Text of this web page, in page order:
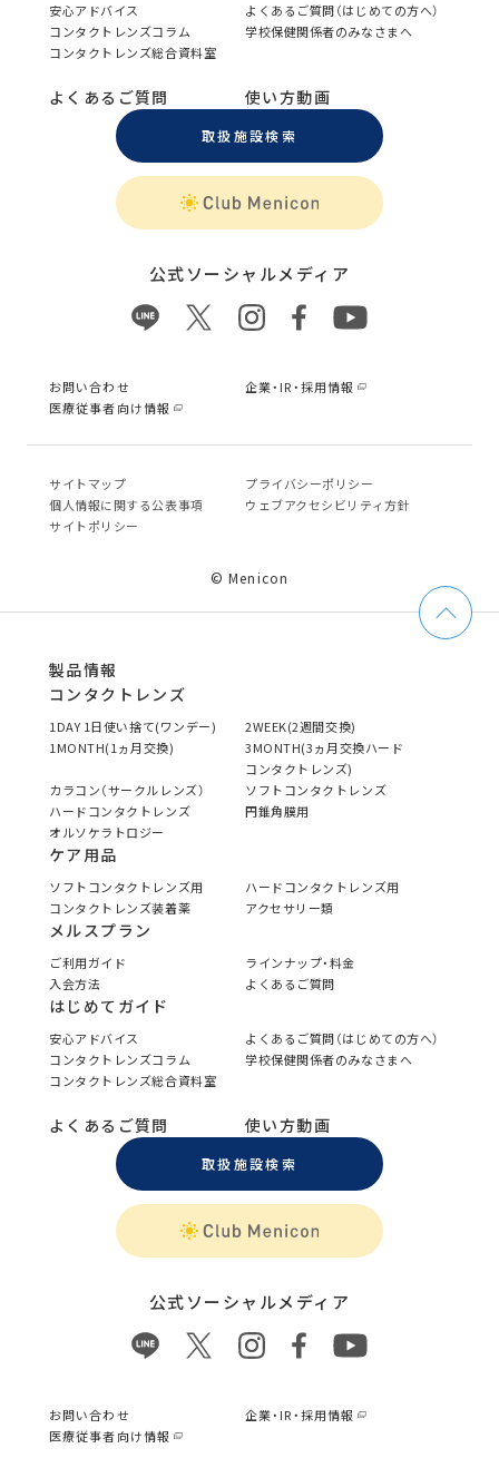
安心アドバイス
よくあるご質問（はじめての方へ）
コンタクトレンズコラム
学校保健関係者のみなさまへ
コンタクトレンズ総合資料室
よくあるご質問 使い方動画
取扱施設検索
公式ソーシャルメディア
お問い合わせ
企業・IR・採用情報
医療従事者向け情報
サイトマップ
プライバシーポリシー
個⼈情報に関する公表事項
ウェブアクセシビリティ方針
サイトポリシー
© Menicon
製品情報
コンタクトレンズ
1DAY 1日使い捨て(ワンデー)
2WEEK(2週間交換)
1MONTH(1ヵ月交換)
3MONTH(3ヵ月交換ハード
コンタクトレンズ)
カラコン（サークルレンズ）
ソフトコンタクトレンズ
ハードコンタクトレンズ
円錐角膜用
オルソケラトロジー
ケア用品
ソフトコンタクトレンズ用
ハードコンタクトレンズ用
コンタクトレンズ装着薬
アクセサリー類
メルスプラン
ご利用ガイド
ラインナップ・料金
入会方法
よくあるご質問
はじめてガイド
安心アドバイス
よくあるご質問（はじめての方へ）
コンタクトレンズコラム
学校保健関係者のみなさまへ
コンタクトレンズ総合資料室
よくあるご質問 使い方動画
取扱施設検索
公式ソーシャルメディア
お問い合わせ
企業・IR・採用情報
医療従事者向け情報